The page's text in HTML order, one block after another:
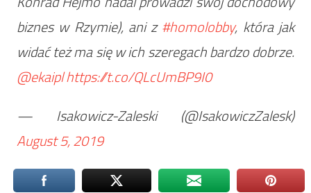
biznes w Rzymie), ani z#homolobby, która jak
widać też ma się w ich szeregach bardzo dobrze.
@ekaiplhttps://t.co/QLcUmBP9I0
— Isakowicz-Zaleski (@IsakowiczZalesk)
August 5, 2019